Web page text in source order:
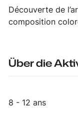
Découverte de
composition
Über die
8 - 12 ans